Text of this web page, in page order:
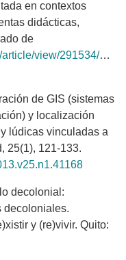
en contextos
didácticas,
de
view/291534/380014
de GIS (sistemas
y localización
lúdicas vinculadas a
25(1), 121-133.
decolonial:
decoloniales.
y (re)vivir. Quito: